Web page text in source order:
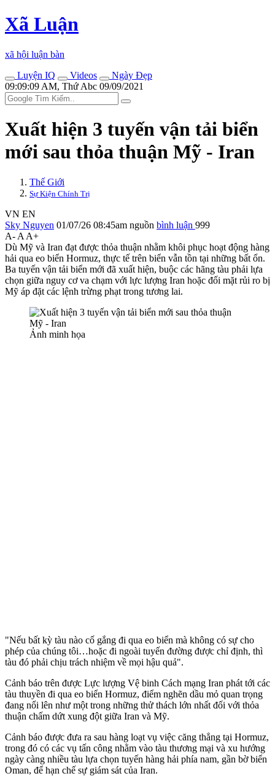
Xã Luận
xã hội luận bàn
Luyện IQ
Videos
Ngày Đẹp
09:09:09 AM, Thứ Abc 09/09/2021
Xuất hiện 3 tuyến vận tải biển
mới sau thỏa thuận Mỹ - Iran
Thế Giới
Sự Kiện Chính Trị
VN EN
Sky Nguyen 01/07/26 08:45am nguồn bình luận 999
A- A A+
Dù Mỹ và Iran đạt được thỏa thuận nhằm khôi phục hoạt động hàng
hải qua eo biển Hormuz, thực tế trên biển vẫn tồn tại những bất ổn.
Ba tuyến vận tải biển mới đã xuất hiện, buộc các hãng tàu phải lựa
chọn giữa nguy cơ va chạm với lực lượng Iran hoặc đối mặt rủi ro bị
Mỹ áp đặt các lệnh trừng phạt trong tương lai.
Ảnh minh họa
"Nếu bất kỳ tàu nào cố gắng đi qua eo biển mà không có sự cho
phép của chúng tôi…hoặc đi ngoài tuyến đường được chỉ định, thì
tàu đó phải chịu trách nhiệm về mọi hậu quả".
Cảnh báo trên được Lực lượng Vệ binh Cách mạng Iran phát tới các
tàu thuyền đi qua eo biển Hormuz, điểm nghẽn dầu mỏ quan trọng
đang nổi lên như một trong những thử thách lớn nhất đối với thỏa
thuận chấm dứt xung đột giữa Iran và Mỹ.
Cảnh báo được đưa ra sau hàng loạt vụ việc căng thẳng tại Hormuz,
trong đó có các vụ tấn công nhằm vào tàu thương mại và xu hướng
ngày càng nhiều tàu lựa chọn tuyến hàng hải phía nam, gần bờ biển
Oman, để hạn chế sự giám sát của Iran.